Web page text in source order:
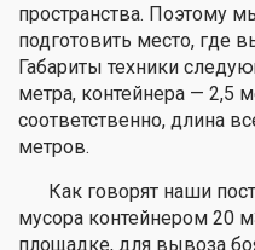
пространства. Поэтому
подготовить место, где
Габариты техники
метра, контейнера — 2,5
соответственно, длина
метров.
Как говорят наши
мусора контейнером 20
площадке, для вывоза